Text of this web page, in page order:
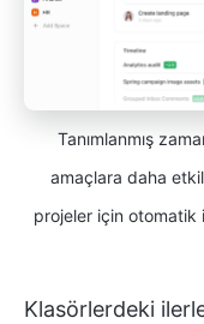
Tanımlanmış
amaçlara daha
projeler için otomatik
Klasörlerdeki